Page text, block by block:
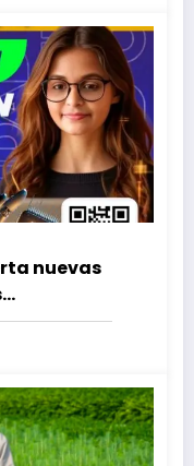
nuevas
los
medio